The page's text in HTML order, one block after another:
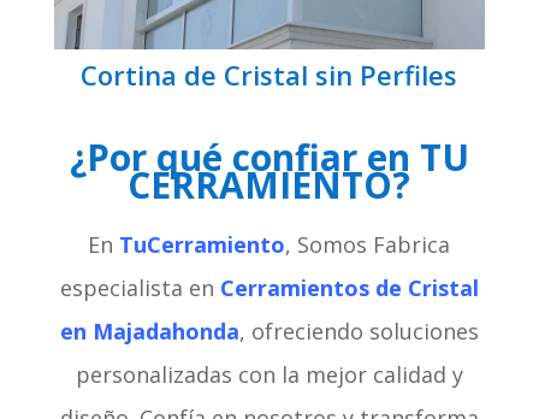
Cortina de Cristal sin Perfiles
¿Por qué confiar en TU
CERRAMIENTO?
En TuCerramiento, Somos Fabrica
especialista en Cerramientos de Cristal
en Majadahonda, ofreciendo soluciones
personalizadas con la mejor calidad y